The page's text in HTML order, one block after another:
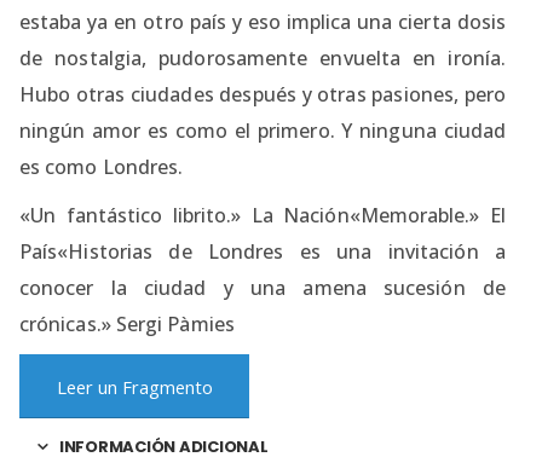
estaba ya en otro país y eso implica una cierta dosis
de nostalgia, pudorosamente envuelta en ironía.
Hubo otras ciudades después y otras pasiones, pero
ningún amor es como el primero. Y ninguna ciudad
es como Londres.
«Un fantástico librito.» La Nación«Memorable.» El
País«Historias de Londres es una invitación a
conocer la ciudad y una amena sucesión de
crónicas.» Sergi Pàmies
Leer un Fragmento
INFORMACIÓN ADICIONAL